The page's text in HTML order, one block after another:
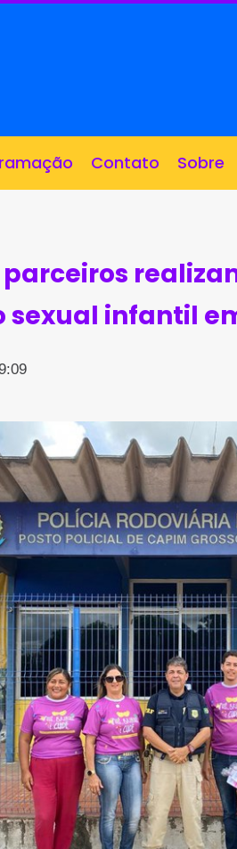
Contato Sobre
parceiros
sexual infantil